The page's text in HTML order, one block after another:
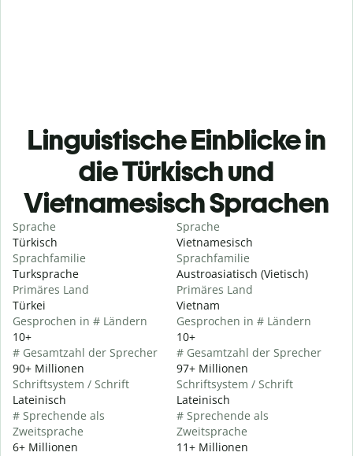
Linguistische Einblicke in
die Türkisch und
Vietnamesisch Sprachen
Sprache
Türkisch
Sprachfamilie
Turksprache
Primäres Land
Türkei
Gesprochen in # Ländern
10+
# Gesamtzahl der Sprecher
90+ Millionen
Schriftsystem / Schrift
Lateinisch
# Sprechende als
Zweitsprache
6+ Millionen
Sprache
Vietnamesisch
Sprachfamilie
Austroasiatisch (Vietisch)
Primäres Land
Vietnam
Gesprochen in # Ländern
10+
# Gesamtzahl der Sprecher
97+ Millionen
Schriftsystem / Schrift
Lateinisch
# Sprechende als
Zweitsprache
11+ Millionen